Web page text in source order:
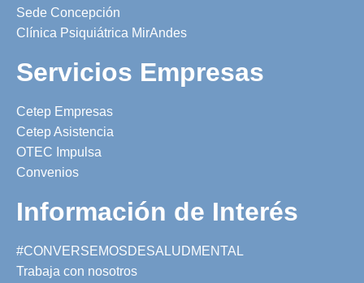
Sede Concepción
Clínica Psiquiátrica MirAndes
Servicios Empresas
Cetep Empresas
Cetep Asistencia
OTEC Impulsa
Convenios
Información de Interés
#CONVERSEMOSDESALUDMENTAL
Trabaja con nosotros